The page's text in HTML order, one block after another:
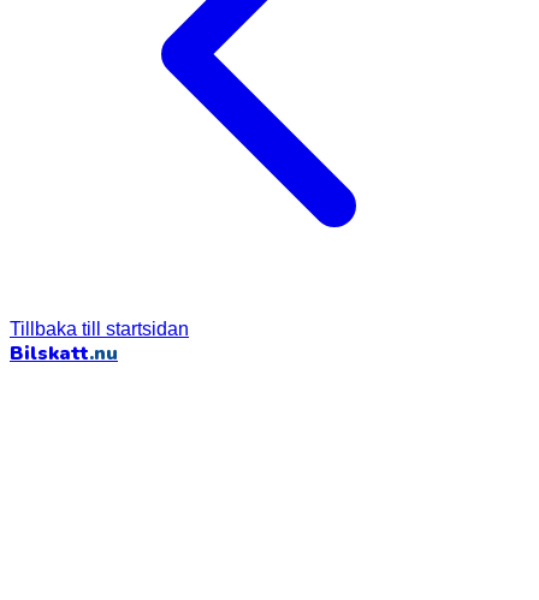
Tillbaka till startsidan
Bilskatt.nu